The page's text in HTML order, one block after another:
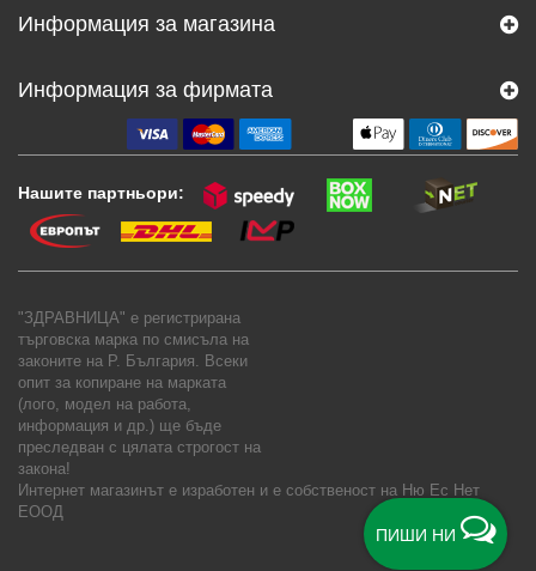
ПИШИ НИ
Информация за магазина
Информация за фирмата
Нашите партньори:
"ЗДРАВНИЦА" е регистрирана
търговска марка по смисъла на
законите на Р. България. Всеки
опит за копиране на марката
(лого, модел на работа,
информация и др.) ще бъде
преследван с цялата строгост на
закона!
Интернет магазинът е изработен и е собственост на Ню Ес Нет
ЕООД